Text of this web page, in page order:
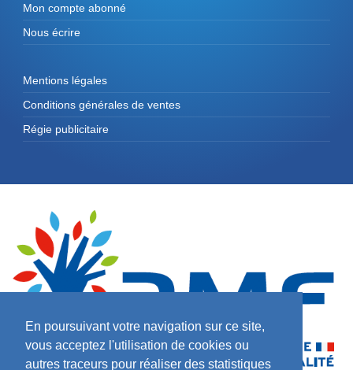
En poursuivant votre navigation sur ce site,
vous acceptez l'utilisation de cookies ou
autres traceurs pour réaliser des statistiques
Mon compte abonné
Nous écrire
Mentions légales
Conditions générales de ventes
Régie publicitaire